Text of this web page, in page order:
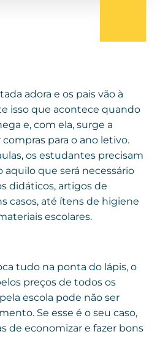
adora e os pais vão à
isso que acontece quando
e, com ela, surge a
para o ano letivo.
os estudantes precisam
que será necessário
didáticos, artigos de
casos, até ítens de higiene
escolares.
tudo na ponta do lápis, o
preços de todos os
escola pode não ser
Se esse é o seu caso,
de economizar e fazer bons